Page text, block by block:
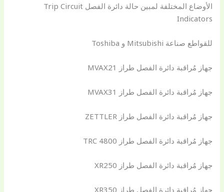
الأوضاع المختلفة لمبين حالة دائرة الفصل Trip Circuit
Indicators
للقواطع صناعة Mitsubishi و Toshiba
جهاز مُراقبة دائرة الفصل طراز MVAX21
جهاز مُراقبة دائرة الفصل طراز MVAX31
جهاز مُراقبة دائرة الفصل طراز ZETTLER
جهاز مُراقبة دائرة الفصل طراز TRC 4800
جهاز مُراقبة دائرة الفصل طراز XR250
جهاز مُراقبة دائرة الفصل طراز XR350